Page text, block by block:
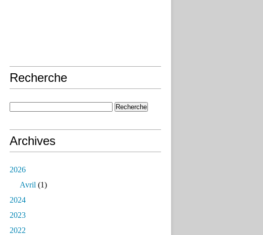
Recherche
Archives
2026
Avril (1)
2024
2023
2022